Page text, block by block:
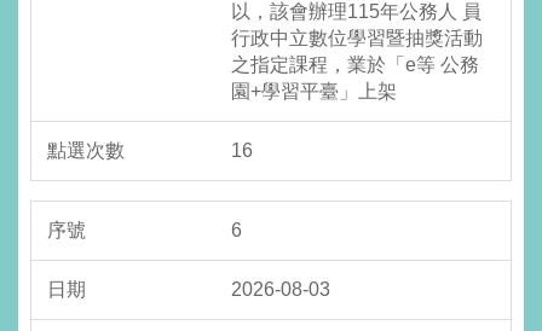
以，該會辦理115年公務人 員
行政中立數位學習暨抽獎活動
之指定課程，業於「e等 公務
園+學習平臺」上架
16
6
2026-08-03